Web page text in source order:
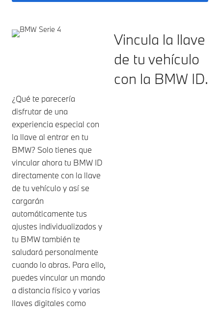
Vincula la llave
de tu vehículo
con la BMW ID.
¿Qué te parecería
disfrutar de una
experiencia especial con
la llave al entrar en tu
BMW? Solo tienes que
vincular ahora tu BMW ID
directamente con la llave
de tu vehículo y así se
cargarán
automáticamente tus
ajustes individualizados y
tu BMW también te
saludará personalmente
cuando lo abras. Para ello,
puedes vincular un mando
a distancia físico y varias
llaves digitales como